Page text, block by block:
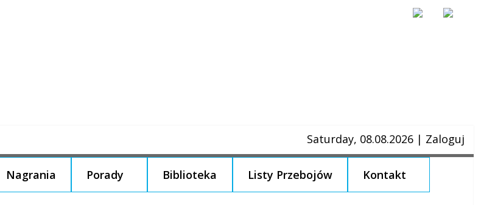
Saturday, 08.08.2026 | Zaloguj
Nagrania Porady Biblioteka Listy Przebojów Kontakt